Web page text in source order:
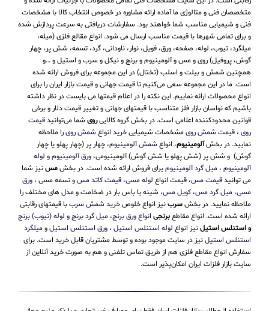
متخصصان فنی و متالوژی ما آماده ارائه مشاوره در خصوص انتخاب کالا با مشخصات
فنی و شیمیایی مناسب شما خواهند بود. سفارشات دریافتی به سرعت پردازش شده
و برای تمامی شهرها با قیمت مناسب ارسال می شود. انواع مقالع فلزی (میله،
میلگرد، تیوب، لوله، صفحه، ورق، فویل، نوار، ناودانی، گرد، تسمه، شش پر، چهار
گوش، پروفیل) روی و مس و آلومینیوم و برنج و نیکل و سرب و استیل و …و
همچنین شمش و بیلت و اسلب (تختال) در این مجموعه برای فروش ارائه شده
است. ما در این مجموعه سعی می‌کنیم تا قیمت جهانی و قیمت بازار ایران را برای
انواع محصولات ارائه نماییم. این نکته را در اعلام قیمتها می بایست در نظر داشته
باشیم که نواسان بازار فلز متناسب با قیمتهای جهانی و تغییر قیمت دلار و برخی
قوانین محدودکننده اعلامی است. در بخش گروه کالاییروی شما می‌توانیدقیمت
روی ، قیمت شمش رویمشخصات شیمیاییخرید انواع شمش رویرا ملاحظه
نمایید. در بخشآلومینیوم، انواع شمش آلومینیوم، چهار پر (چهار پهلو یا چهار
گوش) و شش پر (شش پهلو یا شش گوش) آلومینیومی، ورق آلومینیومو لوله
آلومینیوم ، میل گرد آلومینیومیرای فروش ارائه شده است. در بخشمسنیز شما
می توانیدقیمت مس، قیمت انواع لوله مسی، قیمت کاتد مسو تسمه مسی ، ورق
مسی، میل گرد مس، کویل مس، شینه یا باس بار در ضخامت و مدل های مختلف را
ملاحظه نمایید. در بخشسربنیز انواع خلوصخرید شمش سرببا قیمتهای رقابتی
ارائه شده است. انواع مقاطعبرنجی انواع ورق برنج، میل گرد برنجو لوله (تیوب) برنج
و استنلس استیلنیز انواع لوله استنلس استیل ، ورق استنلس استیلومیلگرد
استنلس استیلنیز در سایت موجود بوده و توسط مشتریان قابل خرید است. برای
سفارش انواع مقاطع فلزی هم از طریق تماس تلفنی و هم به صورت خرید آنلاین از
سایت بازار فلزات ایران امکان‌پذیر است.